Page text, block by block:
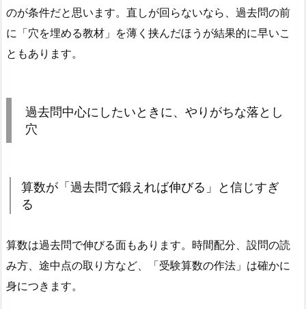
のが条件だと思います。直しが回らないなら、過去問の前
に「穴を埋める教材」を薄く挟んだほうが結果的に早いこ
ともあります。
過去問中心にしたいときに、やりがちな落とし
穴
算数が「過去問で鍛えれば伸びる」と信じすぎ
る
算数は過去問で伸びる面もあります。時間配分、設問の読
み方、途中点の取り方など、「受験算数の作法」は確かに
身につきます。